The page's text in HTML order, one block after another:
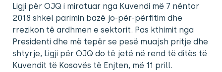
Ligji për OJQ i miratuar nga Kuvendi më 7 nëntor
2018 shkel parimin bazë jo-për-përfitim dhe
rrezikon të ardhmen e sektorit. Pas kthimit nga
Presidenti dhe më tepër se pesë muajsh pritje dhe
shtyrje, Ligji për OJQ do të jetë në rend të ditës të
Kuvendit të Kosovës të Enjten, më 11 prill.